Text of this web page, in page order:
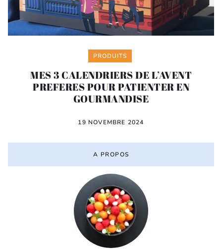
Categories
PRODUITS
MES 3 CALENDRIERS DE L’AVENT
PREFERES POUR PATIENTER EN
GOURMANDISE
19 NOVEMBRE 2024
A PROPOS